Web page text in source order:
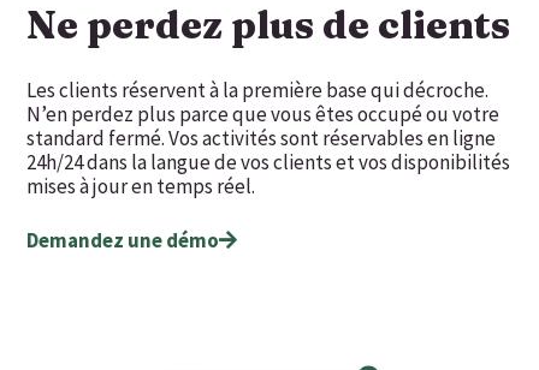
Ne perdez plus de clients
Les clients réservent à la première base qui décroche.
N’en perdez plus parce que vous êtes occupé ou votre
standard fermé. Vos activités sont réservables en ligne
24h/24 dans la langue de vos clients et vos disponibilités
mises à jour en temps réel.
Demandez une démo